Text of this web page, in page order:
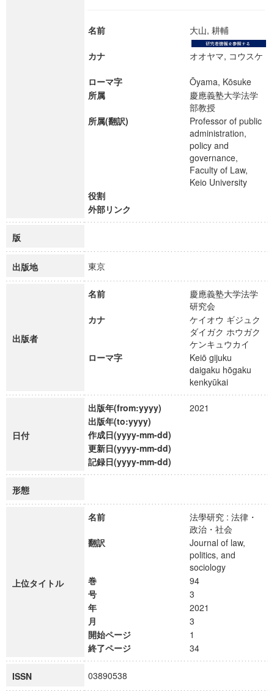
名前 大山, 耕輔
カナ オオヤマ, コウスケ
ローマ字
Ōyama, Kōsuke
所属
慶應義塾大学法学
部教授
所属(翻訳)
Professor of public
administration,
policy and
governance,
Faculty of Law,
Keio University
役割
外部リンク
版
出版地 東京
出版者
名前
慶應義塾大学法学
研究会
カナ
ケイオウ ギジュク
ダイガク ホウガク
ケンキュウカイ
ローマ字
Keiō gijuku
daigaku hōgaku
kenkyūkai
日付
出版年(from:yyyy)
2021
出版年(to:yyyy)
作成日(yyyy-mm-dd)
更新日(yyyy-mm-dd)
記録日(yyyy-mm-dd)
形態
上位タイトル
名前
法學研究 : 法律・
政治・社会
翻訳
Journal of law,
politics, and
sociology
巻
94
号
3
年
2021
月
3
開始ページ
1
終了ページ
34
ISSN 03890538